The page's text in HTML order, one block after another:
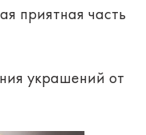
приятная часть
украшений от